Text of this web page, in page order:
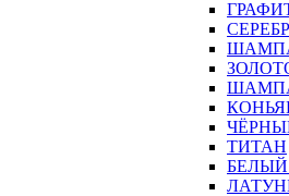
ТИТАН